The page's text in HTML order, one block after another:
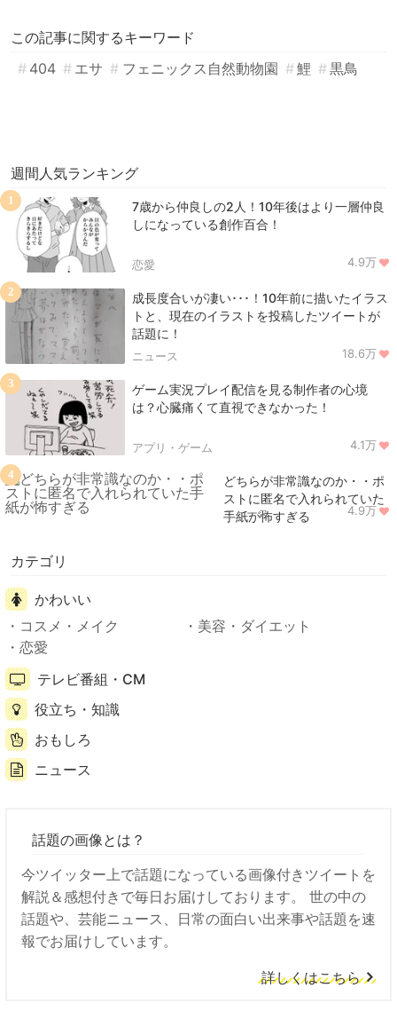
この記事に関するキーワード
404
エサ フェニックス自然動物園 鯉 黒鳥
週間人気ランキング
7歳から仲良しの2人！10年後はより一層仲良
しになっている創作百合！
恋愛 4.9万
1
成長度合いが凄い･･･！10年前に描いたイラス
トと、現在のイラストを投稿したツイートが
話題に！
ニュース 18.6万
2
ゲーム実況プレイ配信を見る制作者の心境
は？心臓痛くて直視できなかった！
アプリ・ゲーム 4.1万
3
どちらが非常識なのか・・ポ
ストに匿名で入れられていた
手紙が怖すぎる
ニュース 4.9万
4
カテゴリ
かわいい
コスメ・メイク
美容・ダイエット
恋愛
テレビ番組・CM
役立ち・知識
おもしろ
ニュース
話題の画像とは？
今ツイッター上で話題になっている画像付きツイートを
解説＆感想付きで毎日お届けしております。 世の中の
話題や、芸能ニュース、日常の面白い出来事や話題を速
報でお届けしています。
詳しくはこちら